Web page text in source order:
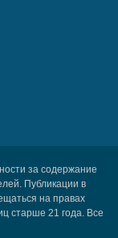
за содержание
Публикации в
на правах
старше 21 года. Все